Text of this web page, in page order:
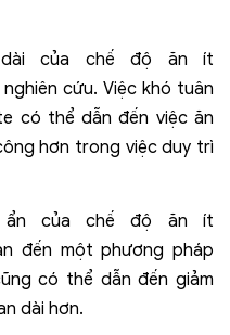
của chế độ ăn ít
cứu. Việc khó tuân
có thể dẫn đến việc ăn
hơn trong việc duy trì
ẩn của chế độ ăn ít
đến một phương pháp
có thể dẫn đến giảm
dài hơn.